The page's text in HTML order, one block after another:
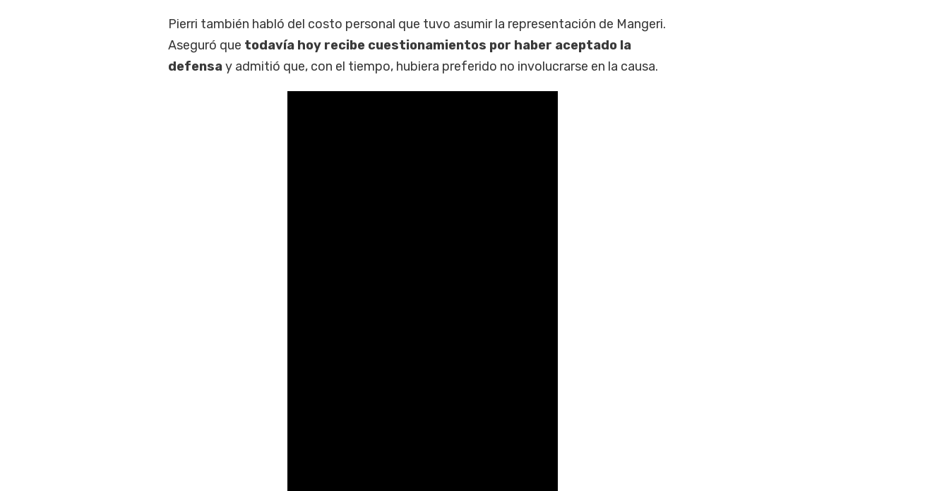
Pierri también habló del costo personal que tuvo asumir la representación de Mangeri.
Aseguró que todavía hoy recibe cuestionamientos por haber aceptado la
defensay admitió que, con el tiempo, hubiera preferido no involucrarse en la causa.